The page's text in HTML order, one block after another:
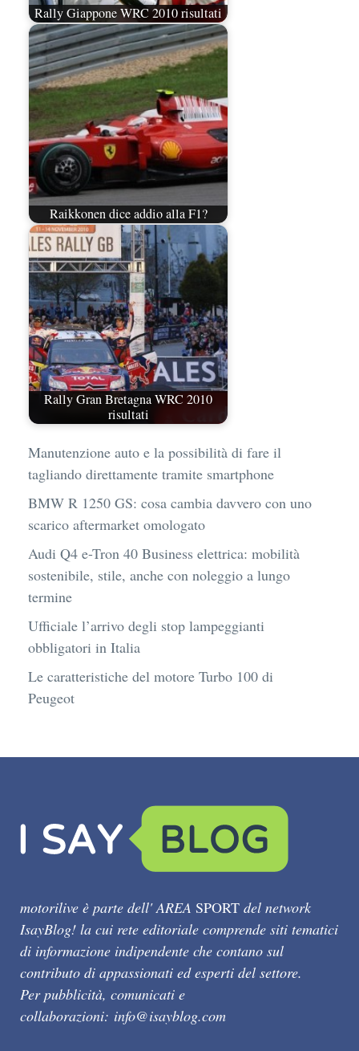
Rally Giappone WRC 2010 risultati
Raikkonen dice addio alla F1?
Rally Gran Bretagna WRC 2010
risultati
Manutenzione auto e la possibilità di fare il
tagliando direttamente tramite smartphone
BMW R 1250 GS: cosa cambia davvero con uno
scarico aftermarket omologato
Audi Q4 e-Tron 40 Business elettrica: mobilità
sostenibile, stile, anche con noleggio a lungo
termine
Ufficiale l’arrivo degli stop lampeggianti
obbligatori in Italia
Le caratteristiche del motore Turbo 100 di
Peugeot
motorilive è parte dell' AREA SPORT del network
IsayBlog! la cui rete editoriale comprende siti tematici
di informazione indipendente che contano sul
contributo di appassionati ed esperti del settore.
Per pubblicità, comunicati e
collaborazioni: info@isayblog.com